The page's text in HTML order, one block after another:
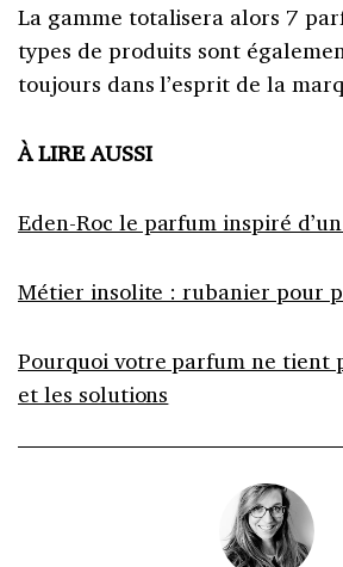
La gamme totalisera alors 7
types de produits sont
toujours dans l’esprit de la
À LIRE AUSSI
Eden-Roc le parfum inspiré
Métier insolite : rubanier pour
Pourquoi votre parfum ne tient
et les solutions